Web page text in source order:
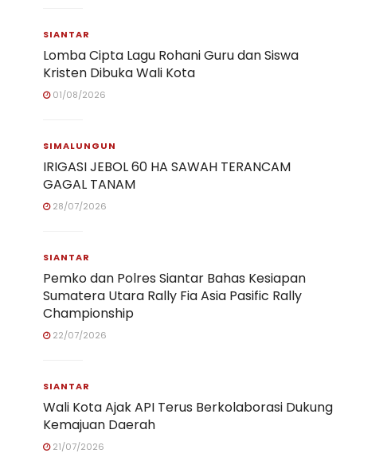
SIANTAR
Lomba Cipta Lagu Rohani Guru dan Siswa
Kristen Dibuka Wali Kota
01/08/2026
SIMALUNGUN
IRIGASI JEBOL 60 HA SAWAH TERANCAM
GAGAL TANAM
28/07/2026
SIANTAR
Pemko dan Polres Siantar Bahas Kesiapan
Sumatera Utara Rally Fia Asia Pasific Rally
Championship
22/07/2026
SIANTAR
Wali Kota Ajak API Terus Berkolaborasi Dukung
Kemajuan Daerah
21/07/2026